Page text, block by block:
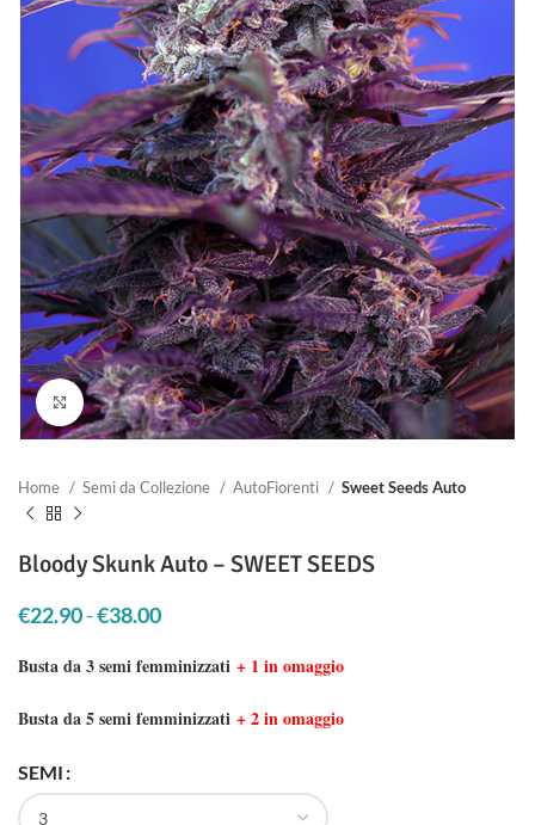
Clicca per ingrandire
Home Semi da Collezione AutoFiorenti Sweet Seeds Auto
Bloody Skunk Auto – SWEET SEEDS
€22.90-€38.00
Busta da 3 semi femminizzati + 1 in omaggio
Busta da 5 semi femminizzati + 2 in omaggio
SEMI